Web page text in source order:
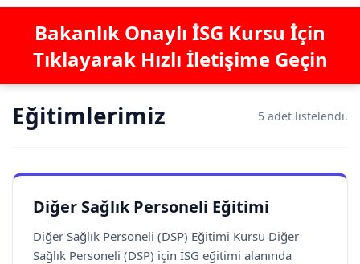
Bakanlık Onaylı İSG Kursu İçin
Tıklayarak Hızlı İletişime Geçin
Eğitimlerimiz 5 adet listelendi.
Diğer Sağlık Personeli Eğitimi
Diğer Sağlık Personeli (DSP) Eğitimi Kursu Diğer
Sağlık Personeli (DSP) için İSG eğitimi alanında